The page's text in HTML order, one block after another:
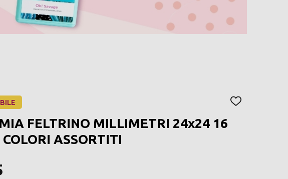
AGGIUNGI
FELTRINO MILLIMETRI 24x24 16
COLORI ASSORTITI